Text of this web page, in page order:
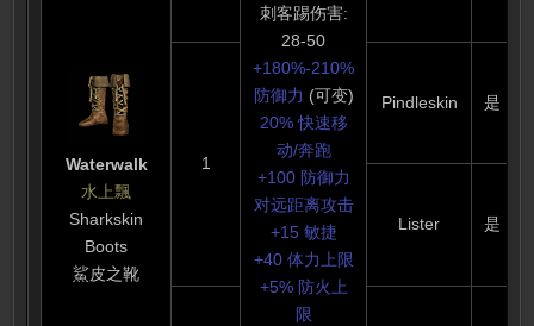
Waterwalk
水上飄
Sharkskin
Boots
鯊皮之靴
刺客踢伤害:
28-50
+180%-210%
防御力 (可变)
20% 快速移
动/奔跑
+100 防御力
对远距离攻击
+15 敏捷
+40 体力上限
+5% 防火上
限
1
Pindleskin 是
Lister 是